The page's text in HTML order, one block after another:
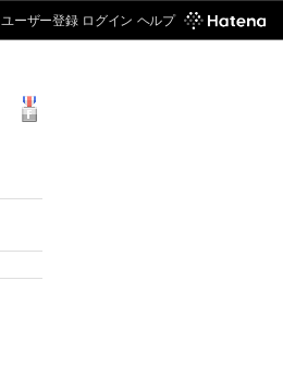
ユーザー登録 ログイン ヘルプ